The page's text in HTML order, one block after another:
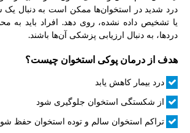
درد شدید در استخوان‌ها ممکن است به دنبال
یا تشخیص داده نشده، روی دهد. افراد باید
دردها، به دنبال ارزیابی پزشکی آن‌ها باشند.
هدف از درمان پوکی استخوان چیست؟
درد بیمار کاهش یابد
از شکستگی استخوان جلوگیری شود
تراکم استخوان سالم و توده استخوان حفظ